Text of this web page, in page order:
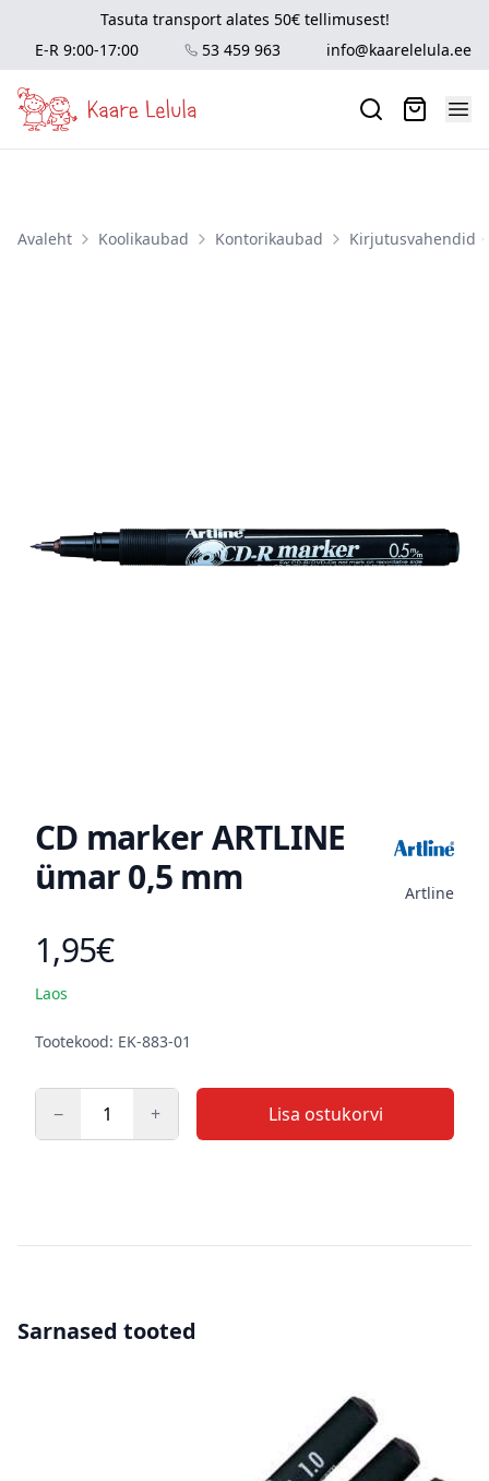
Tasuta transport alates 50€ tellimusest!
E-R 9:00-17:00
53 459 963 info@kaarelelula.ee
Avaleht Koolikaubad Kontorikaubad Kirjutusvahendid
CD marker ARTLINE
ümar 0,5 mm
Artline
Toote hind
1,95€
Laos
Kirjeldus
Tootekood: EK-883-01
− + Lisa ostukorvi
Sarnased tooted